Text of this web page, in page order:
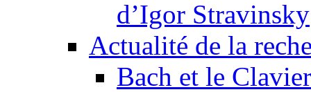
d’Igor Stravinsky
Actualité de la
Bach et le